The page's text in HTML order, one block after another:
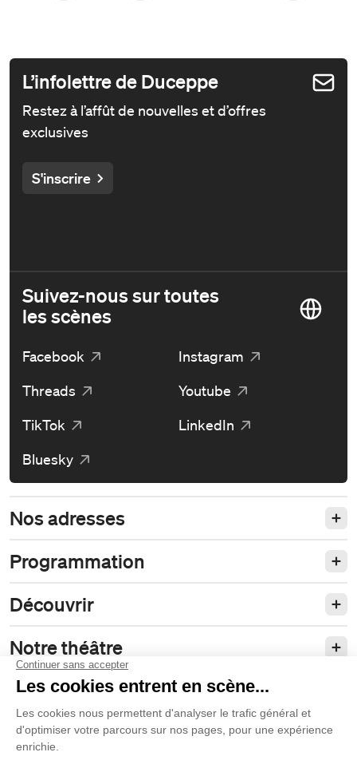
L’infolettre de Duceppe
Restez à l’affût de nouvelles et d’offres
exclusives
S'inscrire
Suivez-nous sur toutes
les scènes
Facebook
Instagram
Threads
Youtube
TikTok
LinkedIn
Bluesky
Nos adresses
Programmation
Découvrir
Notre théâtre
Philanthropie et partenariats
Nos politiques